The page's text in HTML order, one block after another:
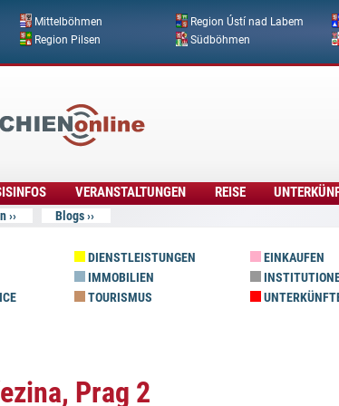
Mittelböhmen Region Ústí nad Labem
Region Pilsen Südböhmen
VERANSTALTUNGEN REISE
Blogs
DIENSTLEISTUNGEN EINKAUFEN
IMMOBILIEN
TOURISMUS
Prag 2